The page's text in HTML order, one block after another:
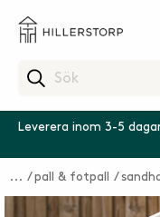
Leverera inom 3-5
pall & fotpall